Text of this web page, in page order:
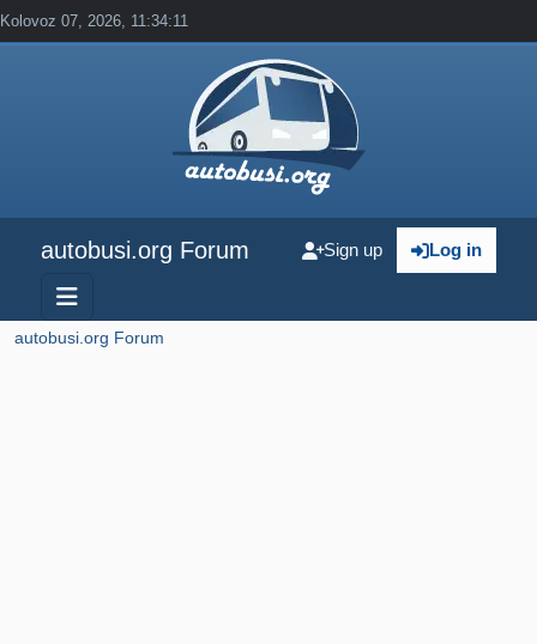
Kolovoz 07, 2026, 11:34:11
autobusi.org Forum Log in
Sign up
autobusi.org Forum